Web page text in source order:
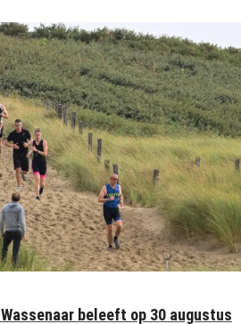
beleeft op 30 augustus